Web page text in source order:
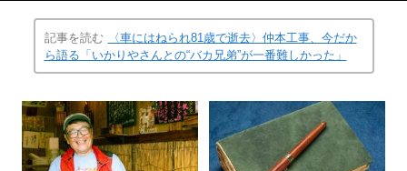
記事を読む
〈車にはねられ81歳で逝去〉仲本工事、今だか
ら語る「いかりやさんとの“バカ兄弟”が一番難しかった」